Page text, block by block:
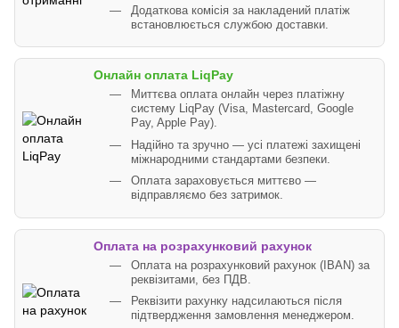
Додаткова комісія за накладений платіж
встановлюється службою доставки.
Онлайн оплата LiqPay
Миттєва оплата онлайн через платіжну
систему LiqPay (Visa, Mastercard, Google
Pay, Apple Pay).
Надійно та зручно — усі платежі захищені
міжнародними стандартами безпеки.
Оплата зараховується миттєво —
відправляємо без затримок.
Оплата на розрахунковий рахунок
Оплата на розрахунковий рахунок (IBAN) за
реквізитами, без ПДВ.
Реквізити рахунку надсилаються після
підтвердження замовлення менеджером.